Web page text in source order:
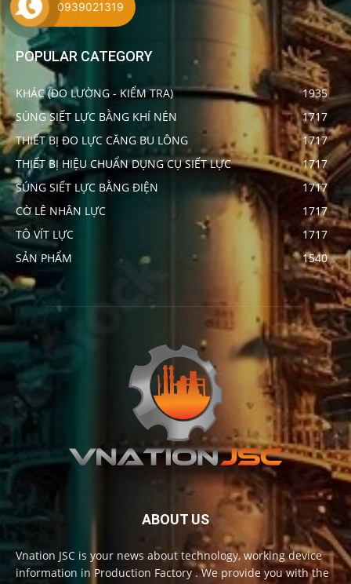
POPULAR CATEGORY
KHÁC (ĐO LƯỜNG - KIỂM TRA)
1935
SÚNG SIẾT LỰC BẰNG KHÍ NÉN
1717
THIẾT BỊ ĐO LỰC CĂNG BU LÔNG
1717
THIẾT BỊ HIỆU CHUẨN DỤNG CỤ SIẾT LỰC
1717
SÚNG SIẾT LỰC BẰNG ĐIỆN
1717
CỜ LÊ NHÂN LỰC
1717
TÔ VÍT LỰC
1717
SẢN PHẨM
1540
ABOUT US
Vnation JSC is your news about technology, working device
information in Production Factory . We provide you with the
0939021319